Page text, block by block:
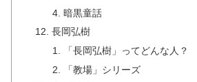
暗黒童話
長岡弘樹
「長岡弘樹」ってどんな人？
「教場」シリーズ